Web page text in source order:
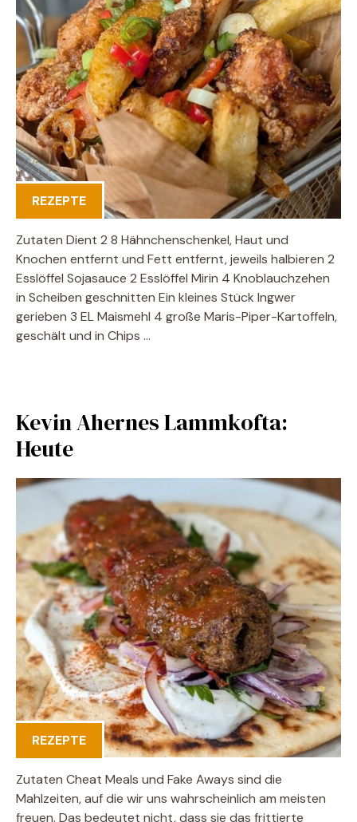
REZEPTE
Zutaten Dient 2 8 Hähnchenschenkel, Haut und
Knochen entfernt und Fett entfernt, jeweils halbieren 2
Esslöffel Sojasauce 2 Esslöffel Mirin 4 Knoblauchzehen
in Scheiben geschnitten Ein kleines Stück Ingwer
gerieben 3 EL Maismehl 4 große Maris-Piper-Kartoffeln,
geschält und in Chips …
Kevin Ahernes Lammkofta:
Heute
REZEPTE
Zutaten Cheat Meals und Fake Aways sind die
Mahlzeiten, auf die wir uns wahrscheinlich am meisten
freuen. Das bedeutet nicht, dass sie das frittierte